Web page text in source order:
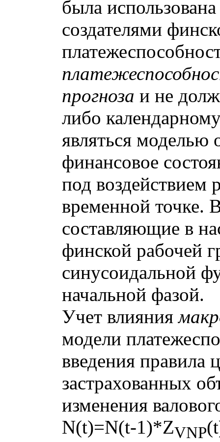
была
создателями
прогноза и не
либо
являться моделью
финансовое
под воздействием
временной точке.
составляющие в
финской рабочей
синусоидальной
начальной фазой.
Учет влияния
модели
введения правила
застрахованных
изменения
N(t)=N(t-1)*ZVNP